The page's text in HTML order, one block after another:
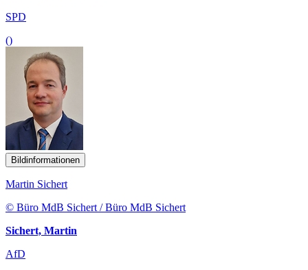
SPD
()
Bildinformationen
Martin Sichert
© Büro MdB Sichert / Büro MdB Sichert
Sichert, Martin
AfD